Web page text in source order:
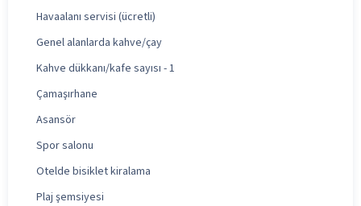
Havaalanı servisi (ücretli)
Genel alanlarda kahve/çay
Kahve dükkanı/kafe sayısı - 1
Çamaşırhane
Asansör
Spor salonu
Otelde bisiklet kiralama
Plaj şemsiyesi